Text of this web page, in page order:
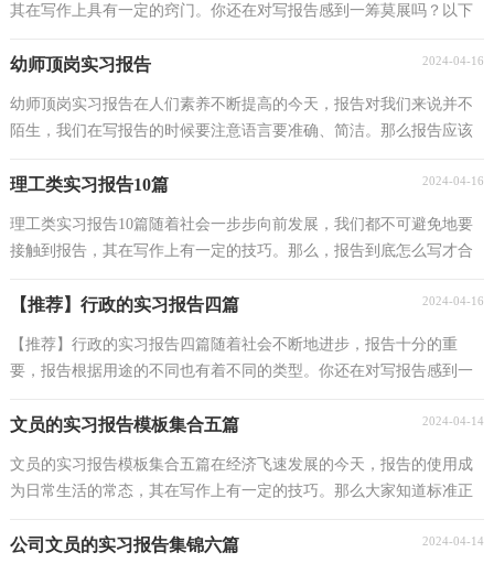
其在写作上具有一定的窍门。你还在对写报告感到一筹莫展吗？以下
幼师顶岗实习报告 2024-04-16
幼师顶岗实习报告在人们素养不断提高的今天，报告对我们来说并不
陌生，我们在写报告的时候要注意语言要准确、简洁。那么报告应该
理工类实习报告10篇 2024-04-16
理工类实习报告10篇随着社会一步步向前发展，我们都不可避免地要
接触到报告，其在写作上有一定的技巧。那么，报告到底怎么写才合
【推荐】行政的实习报告四篇 2024-04-16
【推荐】行政的实习报告四篇随着社会不断地进步，报告十分的重
要，报告根据用途的不同也有着不同的类型。你还在对写报告感到一
文员的实习报告模板集合五篇 2024-04-14
文员的实习报告模板集合五篇在经济飞速发展的今天，报告的使用成
为日常生活的常态，其在写作上有一定的技巧。那么大家知道标准正
公司文员的实习报告集锦六篇 2024-04-14